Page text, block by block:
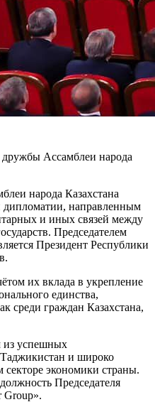
Ассамблеи народа
народа Казахстана
дипломатии, направленным
и иных связей между
Председателем
Президент Республики
их вклада в укрепление
единства,
среди граждан Казахстана,
из успешных
и широко
секторе экономики страны.
Председателя